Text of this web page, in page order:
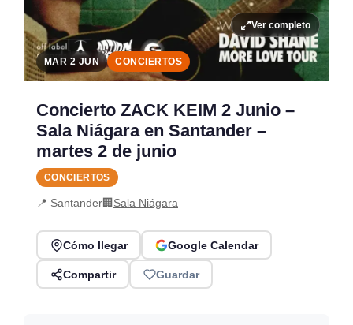
Ver completo
MAR 2 JUN CONCIERTOS
Concierto ZACK KEIM 2 Junio –
Sala Niágara en Santander –
martes 2 de junio
CONCIERTOS
📍 Santander🏢 Sala Niágara
Cómo llegar Google Calendar
Compartir Guardar